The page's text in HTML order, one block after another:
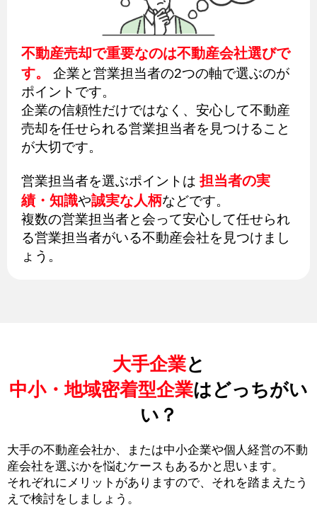
不動産売却で重要なのは不動産会社選びで
す。
企業と営業担当者の2つの軸で選ぶのが
ポイントです。
企業の信頼性だけではなく、安心して不動産
売却を任せられる営業担当者を見つけること
が大切です。
営業担当者を選ぶポイントは 担当者の実
績・知識や誠実な人柄などです。
複数の営業担当者と会って安心して任せられ
る営業担当者がいる不動産会社を見つけまし
ょう。
大手企業と
中小・地域密着型企業はどっちがい
い？
大手の不動産会社か、または中小企業や個人経営の不動
産会社を選ぶかを悩むケースもあるかと思います。
それぞれにメリットがありますので、それを踏まえたう
えで検討をしましょう。